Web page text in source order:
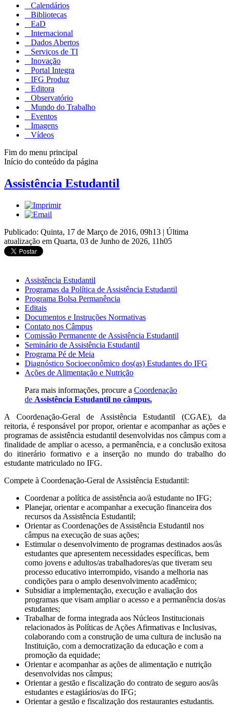
Calendários
Bibliotecas
EaD
Internacional
Dados Abertos
Serviços de TI
Inovação
Portal Integra
IFG Produz
Editora
Observatório
Mundo do Trabalho
Eventos
Imagens
Vídeos
Fim do menu principal
Início do conteúdo da página
Assistência Estudantil
Publicado: Quinta, 17 de Março de 2016, 09h13 | Última
atualização em Quarta, 03 de Junho de 2026, 11h05
Assistência Estudantil
Programas da Política de Assistência Estudantil
Programa Bolsa Permanência
Editais
Documentos e Instruções Normativas
Contato nos Câmpus
Comissão Permanente de Assistência Estudantil
Seminário de Assistência Estudantil
Programa Pé de Meia
Diagnóstico Socioeconômico dos(as) Estudantes do IFG
Ações de Alimentação e Nutrição
Para mais informações, procure a Coordenação
de Assistência Estudantil no câmpus.
A Coordenação-Geral de Assistência Estudantil (CGAE), da
reitoria, é responsável por propor, orientar e acompanhar as ações e
programas de assistência estudantil desenvolvidas nos câmpus com a
finalidade de ampliar o acesso, a permanência, e a conclusão exitosa
do itinerário formativo e a inserção no mundo do trabalho do
estudante matriculado no IFG.
Compete à Coordenação-Geral de Assistência Estudantil:
Coordenar a política de assistência ao/à estudante no IFG;
Planejar, orientar e acompanhar a execução financeira dos
recursos da Assistência Estudantil;
Orientar as Coordenações de Assistência Estudantil nos
câmpus na execução de suas ações;
Estimular o desenvolvimento de programas destinados aos/às
estudantes que apresentem necessidades específicas, bem
como jovens e adultos/as trabalhadores/as que tiveram seu
processo educativo interrompido, visando a melhoria nas
condições para o amplo desenvolvimento acadêmico;
Subsidiar a implementação, execução e avaliação dos
programas que visam ampliar o acesso e a permanência dos/as
estudantes;
Trabalhar de forma integrada aos Núcleos Institucionais
relacionados às Políticas de Ações Afirmativas e Inclusivas,
colaborando com a construção de uma cultura de inclusão na
Instituição, com a democratização da educação e com a
promoção da equidade;
Orientar e acompanhar as ações de alimentação e nutrição
desenvolvidas nos câmpus;
Orientar a gestão e fiscalização do contrato de seguro aos/às
estudantes e estagiários/as do IFG;
Orientar a gestão e fiscalização dos restaurantes estudantis.